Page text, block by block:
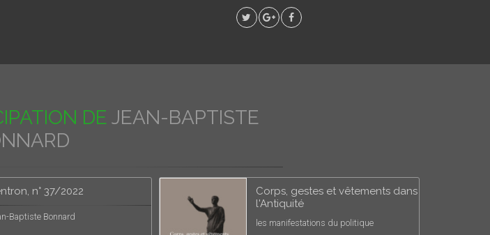
DE JEAN-BAPTISTE
n° 37/2022
Baptiste Bonnard
Corps, gestes et vêtements dans
l'Antiquité
les manifestations du politique